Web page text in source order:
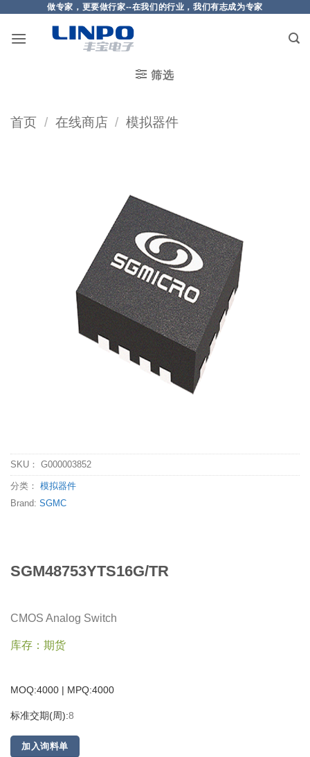
做专家，更要做行家--在我们的行业，我们有志成为专家
筛选
首页 / 在线商店 / 模拟器件
SKU： G000003852
分类： 模拟器件
Brand: SGMC
SGM48753YTS16G/TR
CMOS Analog Switch
库存：期货
MOQ:4000 | MPQ:4000
标准交期(周):8
加入询料单